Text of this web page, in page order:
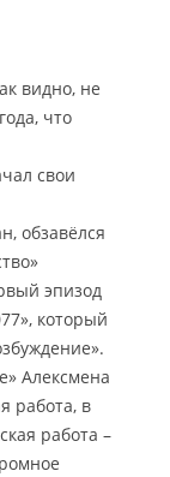
видно, не
что
свои
обзавёлся
эпизод
который
Алексмена
работа, в
работа –